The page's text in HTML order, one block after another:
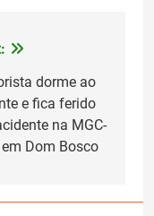
dorme ao
e fica ferido
na MGC-
Dom Bosco